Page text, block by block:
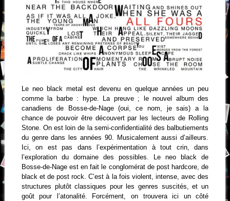
Le neo black metal est devenu en quelque années un peu
comme la barbe : hype. La preuve ; le nouvel album des
canadiens de Bosse-de-Nage (oui, ce nom, je sais) a la
chance de pouvoir être découvert par les lecteurs de Rolling
Stone. On est loin de la semi-confidentialité des balbutiements
du genre dans les années 90. Musicalement aussi d’ailleurs.
Ici, on est pas dans l’expérimentation à tout crin, dans
l’exploration du domaine des possibles. Le neo black de
Bosse-de-Nage est en fait le conglomérat de post hardcore, de
black et de post rock. C’est à la fois violent, intense, avec des
structures plutôt classiques pour les genres suscités, et un
goût pour l’atonalité. Forcément, on trouvera ici un côté